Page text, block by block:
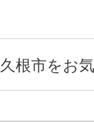
根市をお